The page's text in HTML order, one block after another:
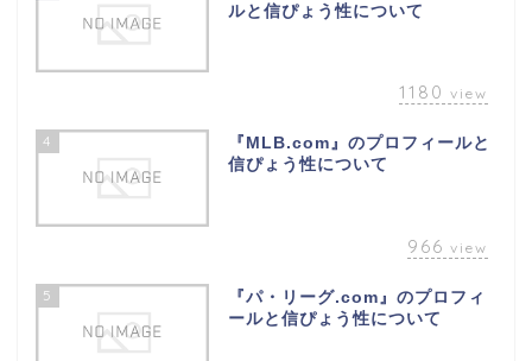
ルと信ぴょう性について
1180 view
4
『MLB.com』のプロフィールと
信ぴょう性について
966 view
5
『パ・リーグ.com』のプロフィ
ールと信ぴょう性について